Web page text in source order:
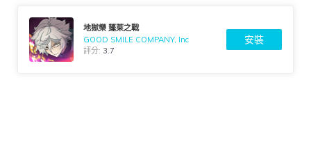
地獄樂 蓬萊之戰
GOOD SMILE COMPANY, Inc
評分: 3.7
安裝